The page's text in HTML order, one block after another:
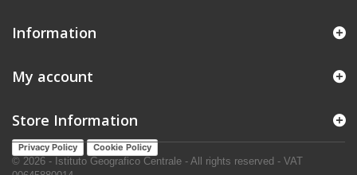
Information
© 2026 - Istituto Geografico Centrale - All rights reserved - VAT
My account
Store Information
Privacy Policy Cookie Policy